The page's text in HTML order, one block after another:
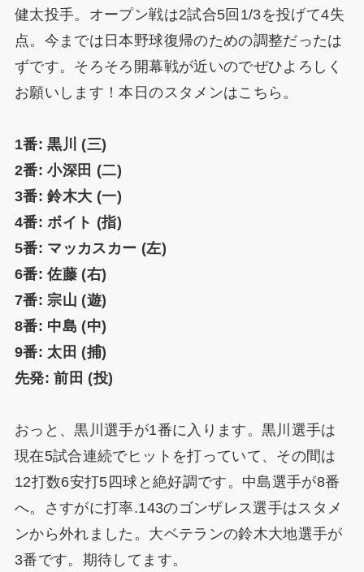
健太投手。オープン戦は2試合5回1/3を投げて4失
点。今までは日本野球復帰のための調整だったは
ずです。そろそろ開幕戦が近いのでぜひよろしく
お願いします！本日のスタメンはこちら。
1番: 黒川 (三)
2番: 小深田 (二)
3番: 鈴木大 (一)
4番: ボイト (指)
5番: マッカスカー (左)
6番: 佐藤 (右)
7番: 宗山 (遊)
8番: 中島 (中)
9番: 太田 (捕)
先発: 前田 (投)
おっと、黒川選手が1番に入ります。黒川選手は
現在5試合連続でヒットを打っていて、その間は
12打数6安打5四球と絶好調です。中島選手が8番
へ。さすがに打率.143のゴンザレス選手はスタメ
ンから外れました。大ベテランの鈴木大地選手が
3番です。期待してます。